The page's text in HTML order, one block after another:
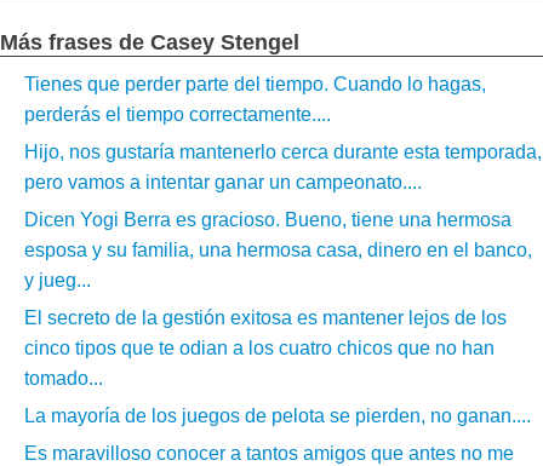
Más frases de Casey Stengel
Tienes que perder parte del tiempo. Cuando lo hagas,
perderás el tiempo correctamente....
Hijo, nos gustaría mantenerlo cerca durante esta temporada,
pero vamos a intentar ganar un campeonato....
Dicen Yogi Berra es gracioso. Bueno, tiene una hermosa
esposa y su familia, una hermosa casa, dinero en el banco,
y jueg...
El secreto de la gestión exitosa es mantener lejos de los
cinco tipos que te odian a los cuatro chicos que no han
tomado...
La mayoría de los juegos de pelota se pierden, no ganan....
Es maravilloso conocer a tantos amigos que antes no me